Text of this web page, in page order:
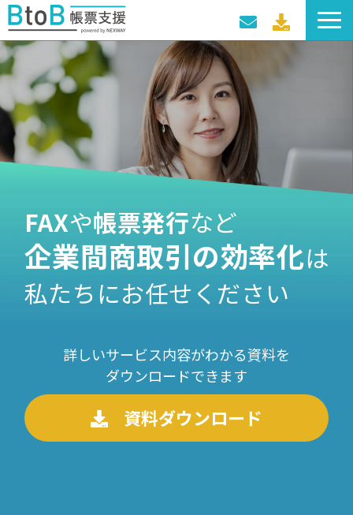
サービス一覧
導入事例
料金プラン
セミナー・イベント
FAXや帳票発行など
企業間商取引の効率化は
私たちにお任せください
詳しいサービス内容がわかる資料を
ダウンロードできます
資料ダウンロード